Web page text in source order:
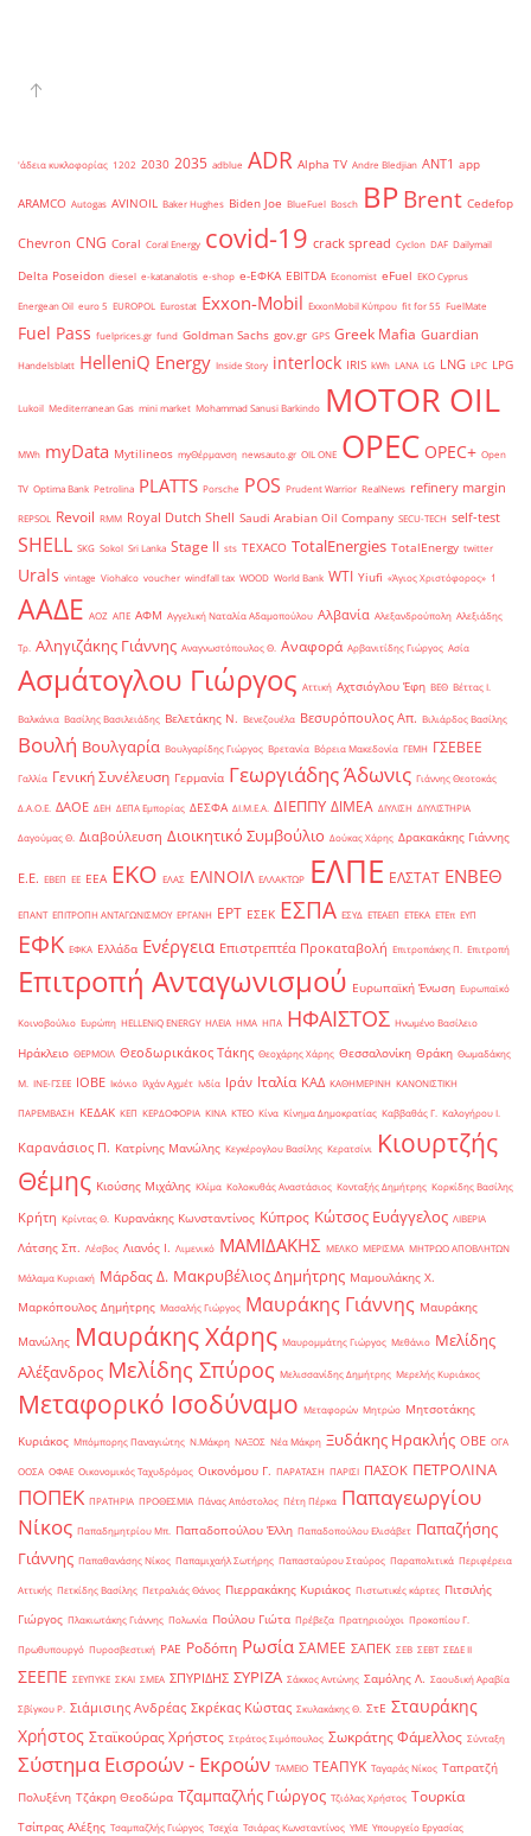
'άδεια κυκλοφορίας 1202 2030 2035 adblue ADR Alpha TV Andre Bledjian ANT1 app
ARAMCO Autogas AVINOIL Baker Hughes Biden Joe BlueFuel Bosch BPBrent Cedefop
Chevron CNG Coral Coral Energy covid-19 crack spread Cyclon DAF Dailymail
Delta Poseidon diesel e-katanalotis e-shop e-ΕΦΚΑ EBITDA Economist eFuel EKO Cyprus
Energean Oil euro 5 EUROPOL Eurostat Exxon-Mobil ExxonMobil Κύπρου fit for 55 FuelMate
Fuel Pass fuelprices.gr fund Goldman Sachs gov.gr GPS Greek Mafia Guardian
Handelsblatt HelleniQ Energy Inside Story interlock IRIS kWh LANA LG LNG LPC LPG
Lukoil Mediterranean Gas mini market Mohammad Sanusi Barkindo MOTOR OIL
MWh myData Mytilineos myΘέρμανση newsauto.gr OIL ONE OPEC OPEC+ Open
TV Optima Bank Petrolina PLATTS Porsche POS Prudent Warrior RealNews refinery margin
REPSOL Revoil RMM Royal Dutch Shell Saudi Arabian Oil Company SECU-TECH self-test
SHELL SKG Sokol Sri Lanka Stage II sts TEXACO TotalEnergies TotalEnergy twitter
Urals vintage Viohalco voucher windfall tax WOOD World Bank WTI Yiufi «Άγιος Χριστόφορος» ΄1
ΑΑΔΕ ΑΟΖ ΑΠΕ ΑΦΜ Αγγελική Ναταλία Αδαμοπούλου Αλβανία Αλεξανδρούπολη Αλεξιάδης
Τρ. Αληγιζάκης Γιάννης Αναγνωστόπουλος Θ. Αναφορά Αρβανιτίδης Γιώργος Ασία
Ασμάτογλου Γιώργος Αττική Αχτσιόγλου Έφη ΒΕΘ Βέττας Ι.
Βαλκάνια Βασίλης Βασιλειάδης Βελετάκης Ν. Βενεζουέλα Βεσυρόπουλος Απ. Βιλιάρδος Βασίλης
Βουλή Βουλγαρία Βουλγαρίδης Γιώργος Βρετανία Βόρεια Μακεδονία ΓΕΜΗ ΓΣΕΒΕΕ
Γαλλία Γενική Συνέλευση Γερμανία Γεωργιάδης Άδωνις Γιάννης Θεοτοκάς
Δ.Α.Ο.Ε. ΔΑΟΕ ΔΕΗ ΔΕΠΑ Εμπορίας ΔΕΣΦΑ ΔΙ.Μ.Ε.Α. ΔΙΕΠΠΥ ΔΙΜΕΑ ΔΙΥΛΙΣΗ ΔΙΥΛΙΣΤΗΡΙΑ
Δαγούμας Θ. Διαβούλευση Διοικητικό Συμβούλιο Δούκας Χάρης Δρακακάκης Γιάννης
Ε.Ε. ΕΒΕΠ ΕΕ ΕΕΑ ΕΚΟ ΕΛΑΣ ΕΛΙΝΟΙΛ ΕΛΛΑΚΤΩΡ ΕΛΠΕ ΕΛΣΤΑΤ ΕΝΒΕΘ
ΕΠΑΝΤ ΕΠΙΤΡΟΠΗ ΑΝΤΑΓΩΝΙΣΜΟΥ ΕΡΓΑΝΗ ΕΡΤ ΕΣΕΚ ΕΣΠΑ ΕΣΥΔ ΕΤΕΑΕΠ ΕΤΕΚΑ ΕΤΕπ ΕΥΠ
ΕΦΚ ΕΦΚΑ Ελλάδα Ενέργεια Επιστρεπτέα Προκαταβολή Επιτροπάκης Π. Επιτροπή
Επιτροπή Ανταγωνισμού Ευρωπαϊκή Ένωση Ευρωπαϊκό
Κοινοβούλιο Ευρώπη ΗELLENiQ ENERGY ΗΛΕΙΑ ΗΜΑ ΗΠΑ ΗΦΑΙΣΤΟΣ Ηνωμένο Βασίλειο
Ηράκλειο ΘΕΡΜΟΙΛ Θεοδωρικάκος Τάκης Θεοχάρης Χάρης Θεσσαλονίκη Θράκη Θωμαδάκης
Μ. ΙΝΕ-ΓΣΕΕ ΙΟΒΕ Ικόνιο Ιλχάν Αχμέτ Ινδία Ιράν Ιταλία ΚΑΔ ΚΑΘΗΜΕΡΙΝΗ ΚΑΝΟΝΙΣΤΙΚΗ
ΠΑΡΕΜΒΑΣΗ ΚΕΔΑΚ ΚΕΠ ΚΕΡΔΟΦΟΡΙΑ ΚΙΝΑ ΚΤΕΟ Κίνα Κίνημα Δημοκρατίας Καββαθάς Γ. Καλογήρου Ι.
Καρανάσιος Π. Κατρίνης Μανώλης Κεγκέρογλου Βασίλης Κερατσίνι
Κιουρτζής
Θέμης Κιούσης Μιχάλης Κλίμα Κολοκυθάς Αναστάσιος Κονταξής Δημήτρης Κορκίδης Βασίλης
Κρήτη Κρίντας Θ. Κυρανάκης Κωνσταντίνος Κύπρος Κώτσος Ευάγγελος ΛΙΒΕΡΙΑ
Λάτσης Σπ. Λέσβος Λιανός Ι. Λιμενικό ΜΑΜΙΔΑΚΗΣ ΜΕΛΚΟ ΜΕΡΙΣΜΑ ΜΗΤΡΩΟ ΑΠΟΒΛΗΤΩΝ
Μάλαμα Κυριακή Μάρδας Δ. Μακρυβέλιος Δημήτρης Μαμουλάκης Χ.
Μαρκόπουλος Δημήτρης Μασαλής Γιώργος Μαυράκης Γιάννης Μαυράκης
Μανώλης Μαυράκης Χάρης Μαυρομμάτης Γιώργος Μεθάνιο Μελίδης
Αλέξανδρος Μελίδης Σπύρος Μελισσανίδης Δημήτρης Μερελής Κυριάκος
Μεταφορικό Ισοδύναμο Μεταφορών Μητρώο Μητσοτάκης
Κυριάκος Μπόμπορης Παναγιώτης Ν.Μάκρη ΝΑΞΟΣ Νέα Μάκρη Ξυδάκης Ηρακλής ΟΒΕ ΟΓΑ
ΟΟΣΑ ΟΦΑΕ Οικονομικός Ταχυδρόμος Οικονόμου Γ. ΠΑΡΑΤΑΣΗ ΠΑΡΙΣΙ ΠΑΣΟΚ ΠΕΤΡΟΛΙΝΑ
ΠΟΠΕΚ ΠΡΑΤΗΡΙΑ ΠΡΟΘΕΣΜΙΑ Πάνας Απόστολος Πέτη Πέρκα Παπαγεωργίου
Νίκος Παπαδημητρίου Μπ. Παπαδοπούλου Έλλη Παπαδοπούλου Ελισάβετ Παπαζήσης
Γιάννης Παπαθανάσης Νίκος Παπαμιχαήλ Σωτήρης Παπασταύρου Σταύρος Παραπολιτικά Περιφέρεια
Αττικής Πετκίδης Βασίλης Πετραλιάς Θάνος Πιερρακάκης Κυριάκος Πιστωτικές κάρτες Πιτσιλής
Γιώργος Πλακιωτάκης Γιάννης Πολωνία Πούλου Γιώτα Πρέβεζα Πρατηριούχοι Προκοπίου Γ.
Πρωθυπουργό Πυροσβεστική ΡΑΕ Ροδόπη Ρωσία ΣΑΜΕΕ ΣΑΠΕΚ ΣΕΒ ΣΕΒΤ ΣΕΔΕ ΙΙ
ΣΕΕΠΕ ΣΕΥΠΥΚΕ ΣΚΑΙ ΣΜΕΑ ΣΠΥΡΙΔΗΣ ΣΥΡΙΖΑ Σάκκος Αντώνης Σαμόλης Λ. Σαουδική Αραβία
Σβίγκου Ρ. Σιάμισιης Ανδρέας Σκρέκας Κώστας Σκυλακάκης Θ. ΣτΕ Σταυράκης
Χρήστος Σταϊκούρας Χρήστος Στράτος Σιμόπουλος Σωκράτης Φάμελλος Σύνταξη
Σύστημα Εισροών - Εκροών ΤΑΜΕΙΟ ΤΕΑΠΥΚ Ταγαράς Νίκος Ταπρατζή
Πολυξένη Τζάκρη Θεοδώρα Τζαμπαζλής Γιώργος Τζιόλας Χρήστος Τουρκία
Τσίπρας Αλέξης Τσαμπαζλής Γιώργος Τσεχία Τσιάρας Κωνσταντίνος ΥΜΕ Υπουργείο Εργασίας